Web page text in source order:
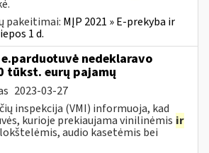
pakeitimai: MĮP 2021 » E-prekyba ir
1 d.
nedeklaravo
tūkst. eurų pajamų
2023-03-27
inspekcija (VMI) informuoja, kad
kurioje prekiaujama vinilinėmis ir
audio kasetėmis bei